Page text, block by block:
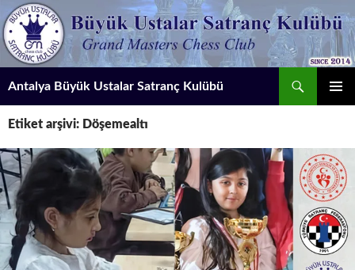
İçeriğe
atla
Antalya Büyük Ustalar Satranç Kulübü
Etiket arşivi: Döşemealtı